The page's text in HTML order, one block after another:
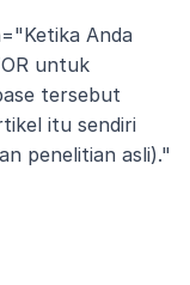
Anda
untuk
tersebut
itu sendiri
penelitian asli)."